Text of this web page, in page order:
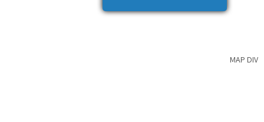
MAP DIV